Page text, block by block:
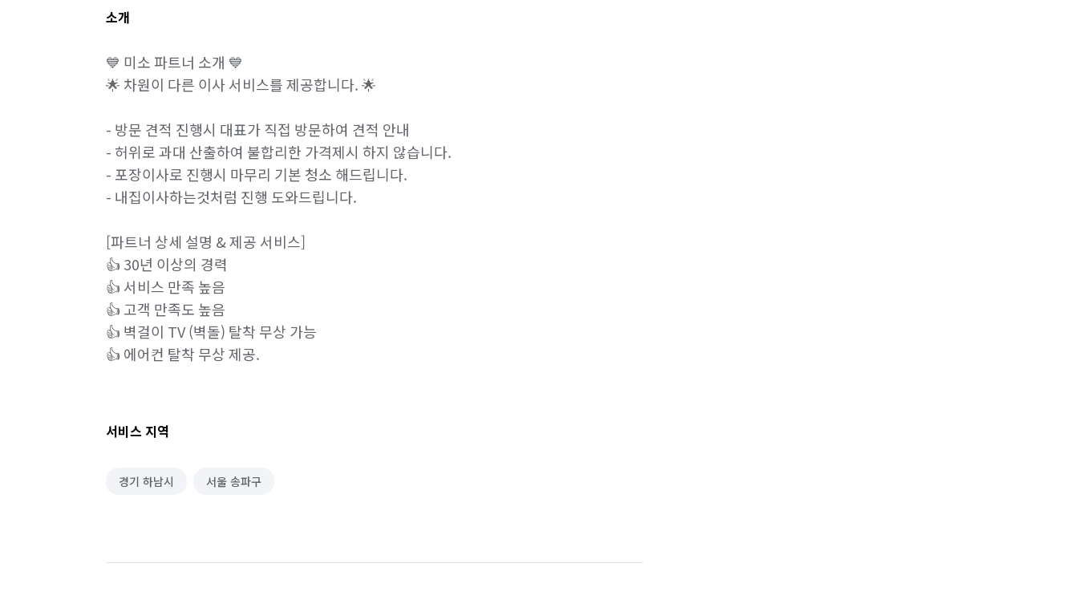
소개
💙 미소 파트너 소개 💙
🌟 차원이 다른 이사 서비스를 제공합니다. 🌟
- 방문 견적 진행시 대표가 직접 방문하여 견적 안내
- 허위로 과대 산출하여 불합리한 가격제시 하지 않습니다.​
- 포장이사로 진행시 마무리 기본 청소 해드립니다.
- 내집이사하는것처럼 진행 도와드립니다.
[파트너 상세 설명 & 제공 서비스]
👍 30년 이상의 경력
👍 서비스 만족 높음
👍 고객 만족도 높음
👍 벽걸이 TV (벽돌) 탈착 무상 가능
👍 에어컨 탈착 무상 제공.
서비스 지역
경기 하남시 서울 송파구